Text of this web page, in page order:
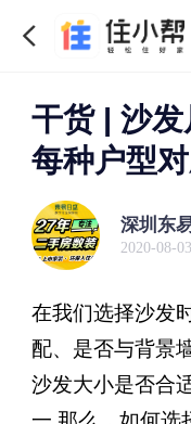
干货 | 沙
每种户型
深圳东
2020-08-03
在我们选择沙发
配、是否与背景
沙发大小是否合